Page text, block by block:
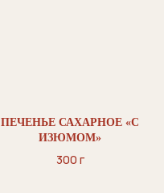
ПЕЧЕНЬЕ САХАРНОЕ «С
ИЗЮМОМ»
300 г